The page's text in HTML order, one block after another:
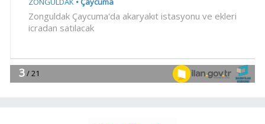
17:45Ayvalık'ta üretici ve el emeği